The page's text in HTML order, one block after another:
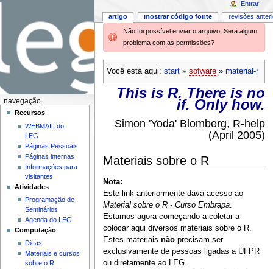
Não foi possível enviar o arquivo. Será algum
problema com as permissões?
Você está aqui: start» sofware» material-r
This is R. There is no
if. Only how.
Simon 'Yoda' Blomberg, R-help
(April 2005)
Materiais sobre o R
Nota:
Este link anteriormente dava acesso ao
Material sobre o R - Curso Embrapa.
Estamos agora começando a coletar a
colocar aqui diversos materiais sobre o R.
Estes materiais nãoprecisam ser
exclusivamente de pessoas ligadas a UFPR
ou diretamente ao LEG.
artigo mostrar código fonte revisões
Entrar
navegação
Recursos
WEBMAIL do
LEG
Páginas Pessoais
Páginas internas
Informações para
visitantes
Atividades
Programação de
Seminários
Agenda do LEG
Computação
Dicas
Materiais e cursos
sobre o R